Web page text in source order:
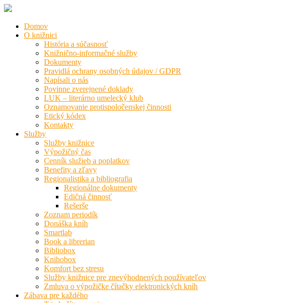
Domov
O knižnici
História a súčasnosť
Knižnično-informačné služby
Dokumenty
Pravidlá ochrany osobných údajov / GDPR
Napísali o nás
Povinne zverejnené doklady
LUK – literárno umelecký klub
Oznamovanie protispoločenskej činnosti
Etický kódex
Kontakty
Služby
Služby knižnice
Výpožičný čas
Cenník služieb a poplatkov
Benefity a zľavy
Regionalistika a bibliografia
Regionálne dokumenty
Edičná činnosť
Rešerše
Zoznam periodík
Donáška kníh
Smartlab
Book a librerian
Bibliobox
Knihobox
Komfort bez stresu
Služby knižnice pre znevýhodnených používateľov
Zmluva o výpožičke čítačky elektronických kníh
Zábava pre každého